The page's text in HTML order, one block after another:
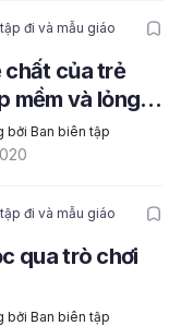
đi và mẫu giáo
chất của trẻ
mềm và lỏng
bởi Ban biên tập
đi và mẫu giáo
qua trò chơi
bởi Ban biên tập